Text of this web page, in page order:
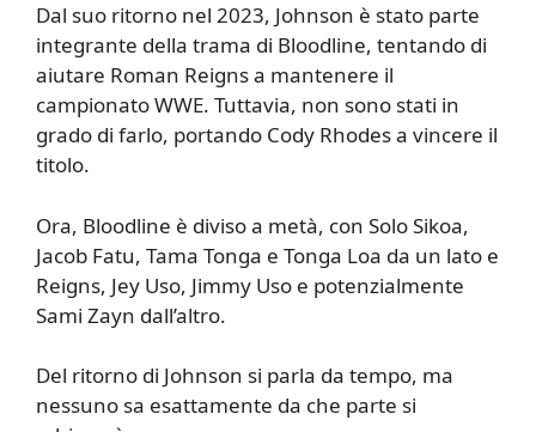
Dal suo ritorno nel 2023, Johnson è stato parte
integrante della trama di Bloodline, tentando di
aiutare Roman Reigns a mantenere il
campionato WWE. Tuttavia, non sono stati in
grado di farlo, portando Cody Rhodes a vincere il
titolo.
Ora, Bloodline è diviso a metà, con Solo Sikoa,
Jacob Fatu, Tama Tonga e Tonga Loa da un lato e
Reigns, Jey Uso, Jimmy Uso e potenzialmente
Sami Zayn dall’altro.
Del ritorno di Johnson si parla da tempo, ma
nessuno sa esattamente da che parte si